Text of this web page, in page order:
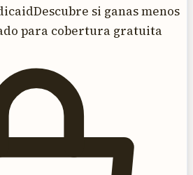
Descubre si ganas menos
para cobertura gratuita